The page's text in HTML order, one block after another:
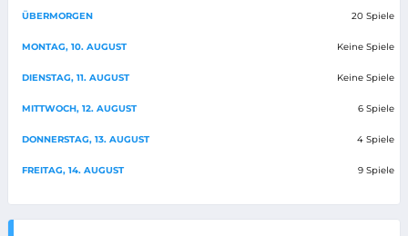
ÜBERMORGEN 20 Spiele
MONTAG, 10. AUGUST Keine Spiele
DIENSTAG, 11. AUGUST Keine Spiele
MITTWOCH, 12. AUGUST 6 Spiele
DONNERSTAG, 13. AUGUST 4 Spiele
FREITAG, 14. AUGUST 9 Spiele